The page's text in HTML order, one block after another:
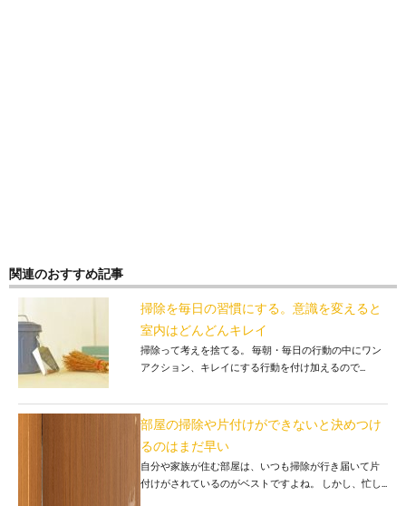
関連のおすすめ記事
掃除を毎日の習慣にする。意識を変えると
室内はどんどんキレイ
掃除って考えを捨てる。 毎朝・毎日の行動の中にワン
アクション、キレイにする行動を付け加えるので...
部屋の掃除や片付けができないと決めつけ
るのはまだ早い
自分や家族が住む部屋は、いつも掃除が行き届いて片
付けがされているのがベストですよね。 しかし、忙し...